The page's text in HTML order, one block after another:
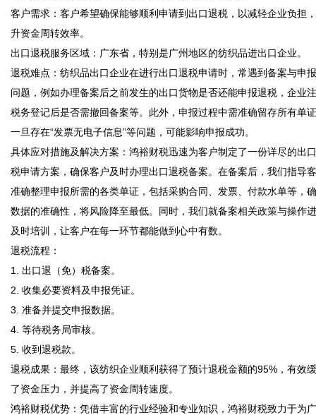
客户需求：客户希望确保能够顺利申请到出口退税，以减轻企业负担
升资金周转效率。
出口退税服务区域：广东省，特别是广州地区的纺织品进出口企业。
退税难点：纺织品出口企业在进行出口退税申请时，常遇到备案与申
问题，例如办理备案后之前发生的出口货物是否还能申报退税，企业
税务登记后是否需撤回备案等。此外，申报过程中需准确留存所有单
一旦存在“发票无电子信息”等问题，可能影响申报成功。
具体应对措施及解决方案：鸿裕财税迅速为客户制定了一份详尽的出
税申请方案，确保客户及时办理出口退税备案。在备案后，我们指导
准确整理申报所需的各类单证，包括采购合同、发票、付款水单等，
数据的准确性，将风险降至最低。同时，我们就备案相关政策与操作
及时培训，让客户在每一环节都能做到心中有数。
退税流程：
1. 出口退（免）税备案。
2. 收集必要资料及申报凭证。
3. 准备并提交申报数据。
4. 等待税务局审核。
5. 收到退税款。
退税成果：最终，该纺织企业顺利获得了预计退税金额的95%，有效
了资金压力，并提高了资金周转速度。
鸿裕财税优势：凭借丰富的行业经验和专业知识，鸿裕财税致力于为